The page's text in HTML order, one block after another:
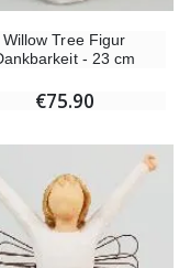
Willow Tree Figur
- 23 cm
€75.90